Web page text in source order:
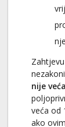
nije
veća od
ako